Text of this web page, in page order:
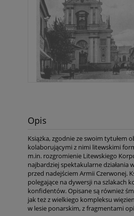
Opis
Książka, zgodnie ze swoim tytułem
kolaborującymi z nimi litewskimi
m.in. rozgromienie Litewskiego
najbardziej spektakularne działania
przed nadejściem Armii Czerwonej.
polegające na dywersji na szlakach
konfidentów. Opisane są również
jak też z wielkiego kompleksu
w lesie ponarskim, z fragmentami